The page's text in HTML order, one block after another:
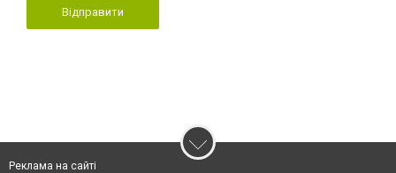
Відправити
Реклама на сайті